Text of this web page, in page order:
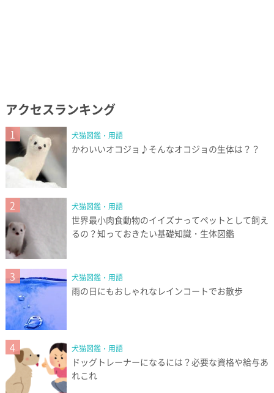
アクセスランキング
1 犬猫図鑑・用語
かわいいオコジョ♪そんなオコジョの生体は？？
2 犬猫図鑑・用語
世界最小肉食動物のイイズナってペットとして飼え
るの？知っておきたい基礎知識・生体図鑑
3 犬猫図鑑・用語
雨の日にもおしゃれなレインコートでお散歩
4 犬猫図鑑・用語
ドッグトレーナーになるには？必要な資格や給与あ
れこれ